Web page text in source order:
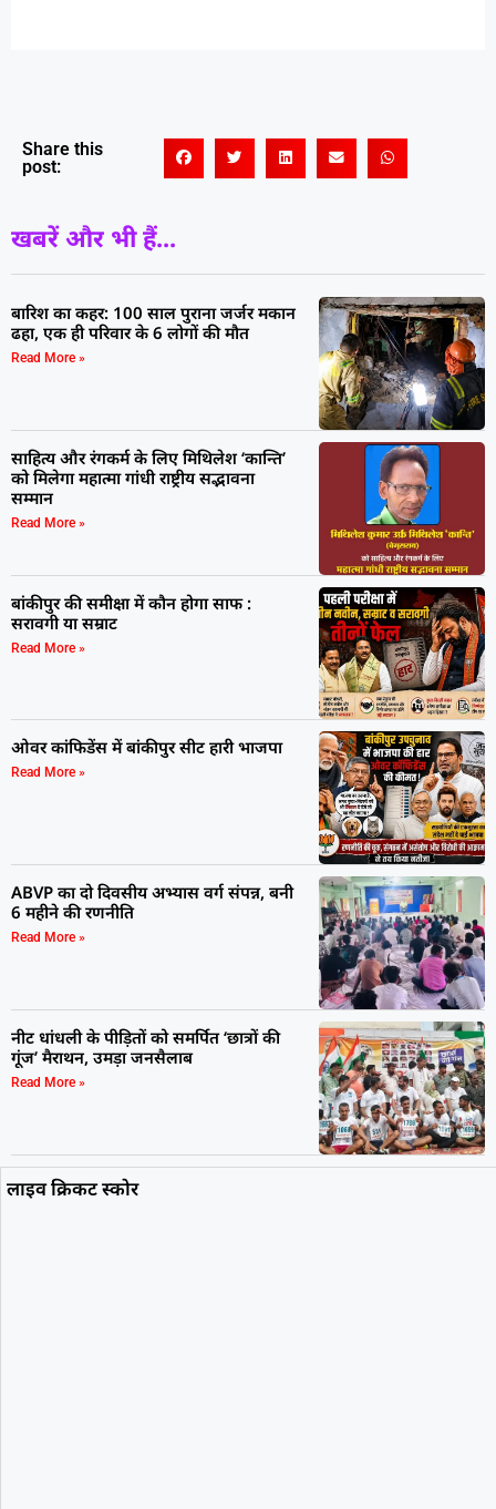
Share this
post:
खबरें और भी हैं...
बारिश का कहर: 100 साल पुराना जर्जर मकान
ढहा, एक ही परिवार के 6 लोगों की मौत
Read More »
साहित्य और रंगकर्म के लिए मिथिलेश ‘कान्ति’
को मिलेगा महात्मा गांधी राष्ट्रीय सद्भावना
सम्मान
Read More »
बांकीपुर की समीक्षा में कौन होगा साफ :
सरावगी या सम्राट
Read More »
ओवर कांफिडेंस में बांकीपुर सीट हारी भाजपा
Read More »
ABVP का दो दिवसीय अभ्यास वर्ग संपन्न, बनी
6 महीने की रणनीति
Read More »
नीट धांधली के पीड़ितों को समर्पित ‘छात्रों की
गूंज’ मैराथन, उमड़ा जनसैलाब
Read More »
लाइव क्रिकट स्कोर